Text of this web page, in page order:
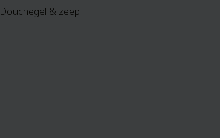
Douchegel & zeep